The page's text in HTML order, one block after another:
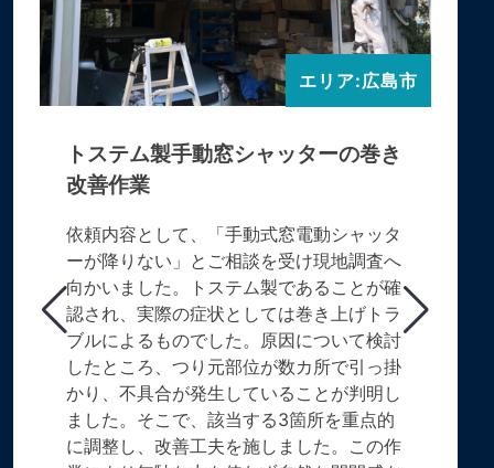
エリア:広島市
トステム製手動窓シャッターの巻き
改善作業
依頼内容として、「手動式窓電動シャッタ
ーが降りない」とご相談を受け現地調査へ
向かいました。トステム製であることが確
認され、実際の症状としては巻き上げトラ
ブルによるものでした。原因について検討
したところ、つり元部位が数カ所で引っ掛
かり、不具合が発生していることが判明し
ました。そこで、該当する3箇所を重点的
に調整し、改善工夫を施しました。この作